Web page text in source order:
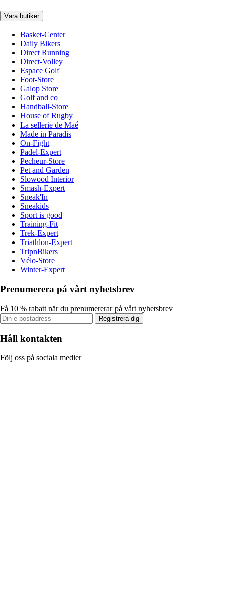
Våra butiker
Basket-Center
Daily Bikers
Direct Running
Direct-Volley
Espace Golf
Foot-Store
Galop Store
Golf and co
Handball-Store
House of Rugby
La sellerie de Maé
Made in Paradis
On-Fight
Padel-Expert
Pecheur-Store
Pet and Garden
Slowood Interior
Smash-Expert
Sneak'In
Sneakids
Sport is good
Training-Fit
Trek-Expert
Triathlon-Expert
TripnBikers
Vélo-Store
Winter-Expert
Prenumerera på vårt nyhetsbrev
Få 10 % rabatt när du prenumererar på vårt nyhetsbrev
Registrera dig
Håll kontakten
Följ oss på sociala medier